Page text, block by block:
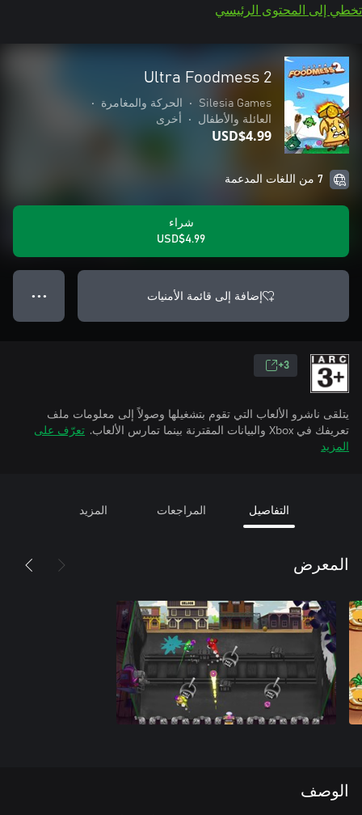
تخطي إلى المحتوى الرئيسي
Ultra Foodmess 2
Silesia Games
• الحركة والمغامرة
•
العائلة والأطفال
• أخرى
USD$4.99
7 من اللغات المدعمة
شراء
USD$4.99
إضافة إلى قائمة الأمنيات ● ● ●
3+
يتلقى ناشرو الألعاب التي تقوم بتشغيلها وصولاً إلى معلومات ملف
تعريفك في Xbox والبيانات المقترنة بينما تمارس الألعاب.
تعرّف على
المزيد
التفاصيل المراجعات المزيد
المعرض
الوصف